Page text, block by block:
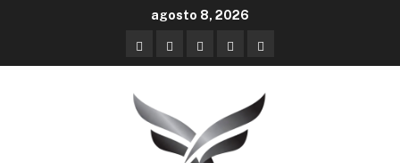
agosto 8, 2026